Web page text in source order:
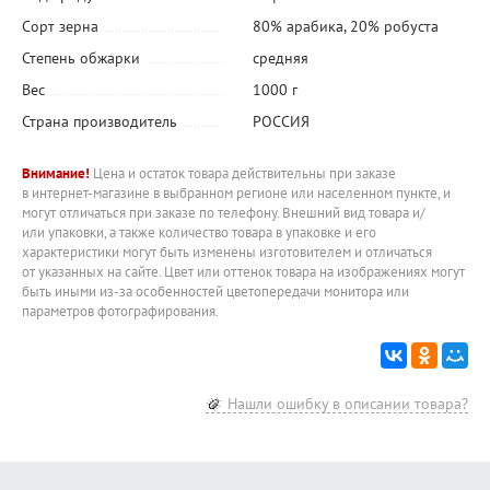
Сорт зерна
80% арабика, 20% робуста
Степень обжарки
средняя
Вес
1000 г
Страна производитель
РОССИЯ
Внимание! Цена и остаток товара действительны при заказе
в интернет-магазине в выбранном регионе или населенном пункте, и
могут отличаться при заказе по телефону. Внешний вид товара и/
или упаковки, а также количество товара в упаковке и его
характеристики могут быть изменены изготовителем и отличаться
от указанных на сайте. Цвет или оттенок товара на изображениях могут
быть иными из-за особенностей цветопередачи монитора или
параметров фотографирования.
Нашли ошибку в описании товара?